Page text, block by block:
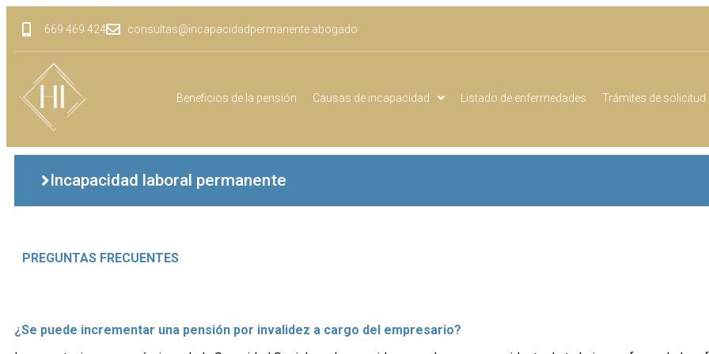
669 469 424 consultas@incapacidadpermanente.abogado
Beneficios de la pensión Causas de incapacidad Listado de enfermedades Trámites de solicitud
Incapacidad laboral permanente
PREGUNTAS FRECUENTES
¿Se puede incrementar una pensión por invalidez a cargo del empresario?